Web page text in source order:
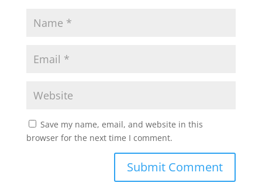
Save my name, email, and website in this
browser for the next time I comment.